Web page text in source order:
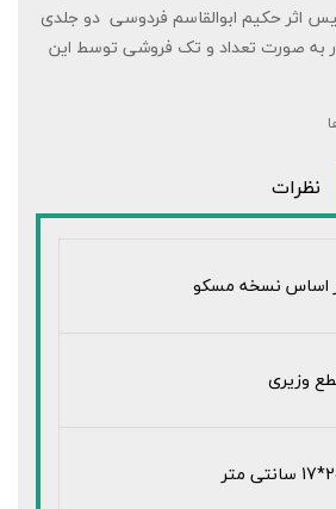
اثر حکیم ابوالقاسم فردوسی دو جلدی
به صورت تعداد و تک فروشی توسط این
نظرات
اساس نسخه مسکو
وزیری
متر